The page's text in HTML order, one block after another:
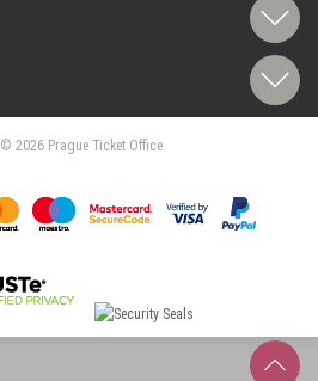
© 2026 Prague Ticket Office